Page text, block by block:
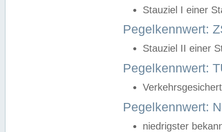
Stauziel I einer
Pegelkennwert:
Stauziel II einer
Pegelkennwert:
Pegelkennwert:
niedrigster